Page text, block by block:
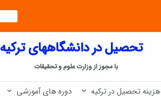
تحصیل در دانشگاههای ترکیه
با مجوز از وزارت علوم و تحقیقات
هزینه تحصیل در ترکیه دوره های آموزشی